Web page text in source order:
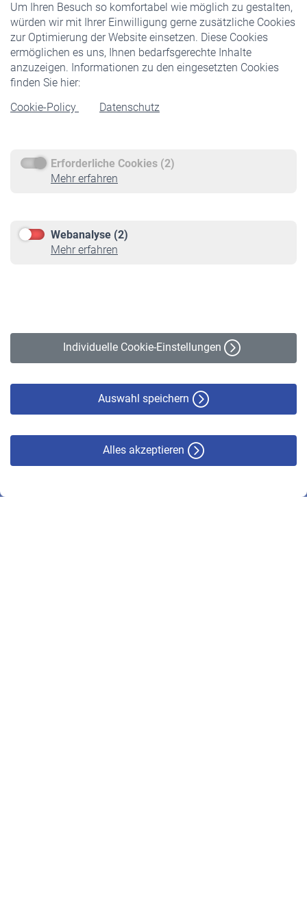
Um Ihren Besuch so komfortabel wie möglich zu gestalten,
würden wir mit Ihrer Einwilligung gerne zusätzliche Cookies
zur Optimierung der Website einsetzen. Diese Cookies
ermöglichen es uns, Ihnen bedarfsgerechte Inhalte
anzuzeigen. Informationen zu den eingesetzten Cookies
finden Sie hier:
Cookie-Policy
Datenschutz
Erforderliche Cookies (2)
Mehr erfahren
Webanalyse (2)
Mehr erfahren
Individuelle Cookie-Einstellungen
Auswahl speichern
Alles akzeptieren
Staatliche Förderung
Veranstaltungen
Rentner
Rentenbeginn
Rente beantragen
Service
Informationen
Online-Rechner
VBLnewsletter
Erklärung zur Barrierefreiheit
© VBL 2026